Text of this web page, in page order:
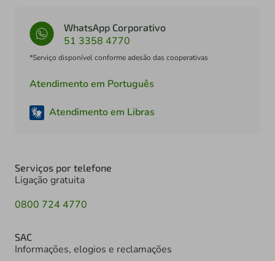
WhatsApp Corporativo
51 3358 4770
*Serviço disponível conforme adesão das cooperativas
Atendimento em Português
Atendimento em Libras
Serviços por telefone
Ligação gratuita
0800 724 4770
SAC
Informações, elogios e reclamações